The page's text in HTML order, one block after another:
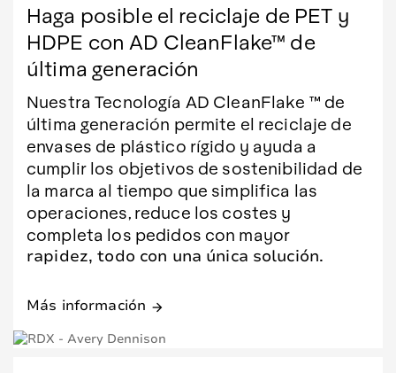
Haga posible el reciclaje de PET y
HDPE con AD CleanFlake™ de
última generación
Nuestra Tecnología AD CleanFlake ™ de
última generación permite el reciclaje de
envases de plástico rígido y ayuda a
cumplir los objetivos de sostenibilidad de
la marca al tiempo que simplifica las
operaciones, reduce los costes y
completa los pedidos con mayor
rapidez, todo con una única solución.
Más información arrow_forward